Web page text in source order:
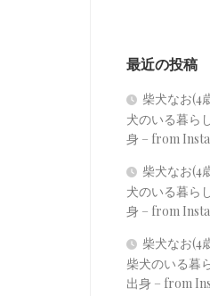
最近の投稿
柴犬なお(4
犬のいる暮ら
身 – from
柴犬なお(4
犬のいる暮ら
身 – from
柴犬なお(4
柴犬のいる暮
出身 – from